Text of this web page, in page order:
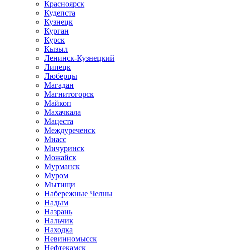
Красноярск
Кудепста
Кузнецк
Курган
Курск
Кызыл
Ленинск-Кузнецкий
Липецк
Люберцы
Магадан
Магнитогорск
Майкоп
Махачкала
Мацеста
Междуреченск
Миасс
Мичуринск
Можайск
Мурманск
Муром
Мытищи
Набережные Челны
Надым
Назрань
Нальчик
Находка
Невинномысск
Нефтекамск